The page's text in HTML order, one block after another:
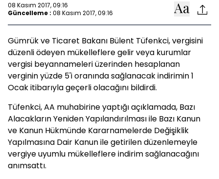
08 Kasım 2017, 09:16
Güncelleme : 08 Kasım 2017, 09:16
Gümrük ve Ticaret Bakanı Bülent Tüfenkci, vergisini
düzenli ödeyen mükelleflere gelir veya kurumlar
vergisi beyannameleri üzerinden hesaplanan
verginin yüzde 5'i oranında sağlanacak indirimin 1
Ocak itibarıyla geçerli olacağını bildirdi.
Tüfenkci, AA muhabirine yaptığı açıklamada, Bazı
Alacakların Yeniden Yapılandırılması ile Bazı Kanun
ve Kanun Hükmünde Kararnamelerde Değişiklik
Yapılmasına Dair Kanun ile getirilen düzenlemeyle
vergiye uyumlu mükelleflere indirim sağlanacağını
anımsattı.